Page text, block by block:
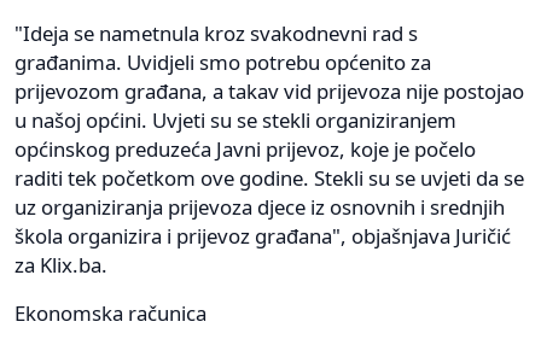
"Ideja se nametnula kroz svakodnevni rad s
građanima. Uvidjeli smo potrebu općenito za
prijevozom građana, a takav vid prijevoza nije postojao
u našoj općini. Uvjeti su se stekli organiziranjem
općinskog preduzeća Javni prijevoz, koje je počelo
raditi tek početkom ove godine. Stekli su se uvjeti da se
uz organiziranja prijevoza djece iz osnovnih i srednjih
škola organizira i prijevoz građana", objašnjava Juričić
za Klix.ba.
Ekonomska računica